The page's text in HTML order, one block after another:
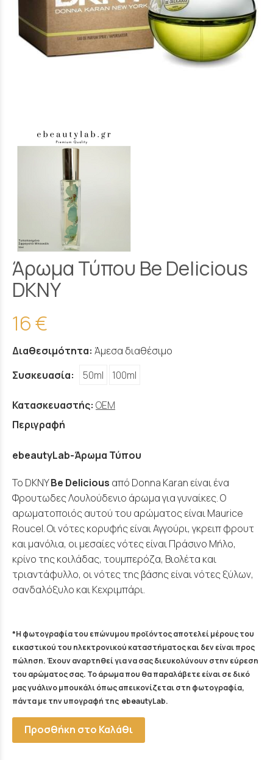
Άρωμα Τύπου Be Delicious
DKNY
16 €
Διαθεσιμότητα: Άμεσα διαθέσιμο
Συσκευασία:
50ml 100ml
Κατασκευαστής: OEM
Περιγραφή
ebeautyLab-Άρωμα Τύπου
Το DKNYBe Delicious από Donna Karan είναι ένα
Φρουτωδες Λουλούδενιο άρωμα για γυναίκες. Ο
αρωματοποιός αυτού του αρώματος είναι Maurice
Roucel. Οι νότες κορυφής είναι Αγγούρι, γκρειπ φρουτ
και μανόλια, οι μεσαίες νότες είναι Πράσινο Μήλο,
κρίνο της κοιλάδας, τουμπερόζα, Βιολέτα και
τριαντάφυλλο, οι νότες της βάσης είναι νότες ξύλων,
σανδαλόξυλο και Κεχριμπάρι.
*Η φωτογραφία του επώνυμου προϊόντος αποτελεί μέρους του
εικαστικού του ηλεκτρονικού καταστήματος και δεν είναι προς
πώληση. Έχουν αναρτηθεί για να σας διευκολύνουν στην εύρεση
του αρώματος σας. Το άρωμα που θα παραλάβετε είναι σε δικό
μας γυάλινο μπουκάλι όπως απεικονίζεται στη φωτογραφία,
πάντα με την υπογραφή της ebeautyLab.
Προσθήκη στο Καλάθι